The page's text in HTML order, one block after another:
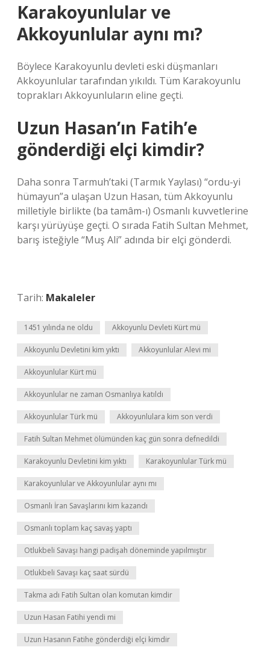
Karakoyunlular ve
Akkoyunlular aynı mı?
Böylece Karakoyunlu devleti eski düşmanları
Akkoyunlular tarafından yıkıldı. Tüm Karakoyunlu
toprakları Akkoyunluların eline geçti.
Uzun Hasan’ın Fatih’e
gönderdiği elçi kimdir?
Daha sonra Tarmuh’taki (Tarmık Yaylası) “ordu-yi
hümayun”a ulaşan Uzun Hasan, tüm Akkoyunlu
milletiyle birlikte (ba tamâm-ı) Osmanlı kuvvetlerine
karşı yürüyüşe geçti. O sırada Fatih Sultan Mehmet,
barış isteğiyle “Muş Ali” adında bir elçi gönderdi.
Tarih: Makaleler
1451 yılında ne oldu Akkoyunlu Devleti Kürt mü
Akkoyunlu Devletini kim yıktı Akkoyunlular Alevi mi
Akkoyunlular Kürt mü
Akkoyunlular ne zaman Osmanlıya katıldı
Akkoyunlular Türk mü Akkoyunlulara kim son verdi
Fatih Sultan Mehmet ölümünden kaç gün sonra defnedildi
Karakoyunlu Devletini kim yıktı Karakoyunlular Türk mü
Karakoyunlular ve Akkoyunlular aynı mı
Osmanlı İran Savaşlarını kim kazandı
Osmanlı toplam kaç savaş yaptı
Otlukbeli Savaşı hangi padişah döneminde yapılmıştır
Otlukbeli Savaşı kaç saat sürdü
Takma adı Fatih Sultan olan komutan kimdir
Uzun Hasan Fatihi yendi mi
Uzun Hasanın Fatihe gönderdiği elçi kimdir